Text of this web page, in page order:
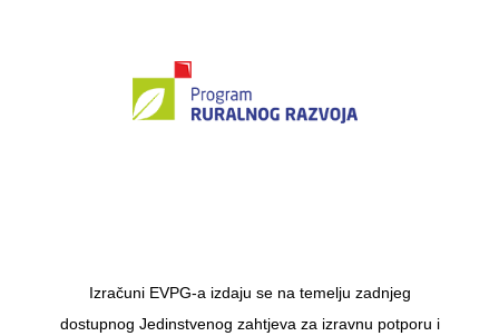
Izračuni EVPG-a izdaju se na temelju zadnjeg
dostupnog Jedinstvenog zahtjeva za izravnu potporu i